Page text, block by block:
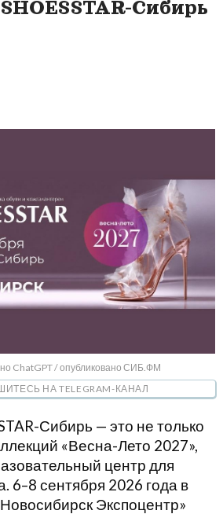
Сибирь
ChatGPT / опубликовано СИБ.ФМ
НА TELEGRAM-КАНАЛ
Сибирь — это не только
«Весна-Лето 2027»,
центр для
6–8 сентября 2026 года в
Экспоцентр»